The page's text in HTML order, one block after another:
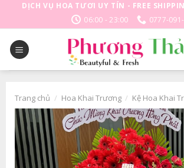
DỊCH VỤ HOA TƯƠI UY TÍN - FREE
06:00 - 23:00
0777-
Trang chủ / Hoa Khai Trương / Kệ Hoa Khai